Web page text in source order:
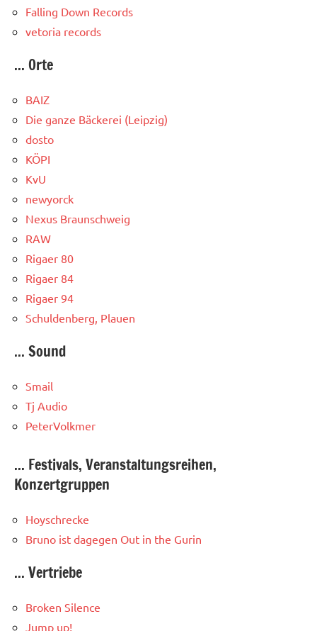
Falling Down Records
vetoria records
... Orte
BAIZ
Die ganze Bäckerei (Leipzig)
dosto
KÖPI
KvU
newyorck
Nexus Braunschweig
RAW
Rigaer 80
Rigaer 84
Rigaer 94
Schuldenberg, Plauen
... Sound
Smail
Tj Audio
PeterVolkmer
... Festivals, Veranstaltungsreihen,
Konzertgruppen
Hoyschrecke
Bruno ist dagegen Out in the Gurin
... Vertriebe
Broken Silence
Jump up!